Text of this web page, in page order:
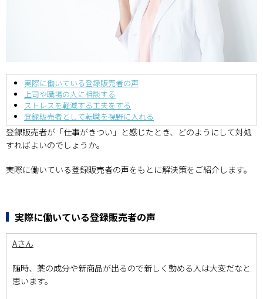
実際に働いている登録販売者の声
上司や職場の人に相談する
ストレスを軽減する工夫をする
登録販売者として転職を視野に入れる
登録販売者が「仕事がきつい」と感じたとき、どのようにして対処
すればよいのでしょうか。
実際に働いている登録販売者の声をもとに解決策をご紹介します。
実際に働いている登録販売者の声
Aさん
随時、薬の成分や新商品が出るので新しく勤める人は大変だなと
思います。